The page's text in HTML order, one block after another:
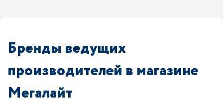
Бренды ведущих
производителей в магазине
Мегалайт